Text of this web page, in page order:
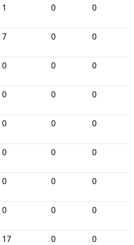
1 0 0
7 0 0
0 0 0
0 0 0
0 0 0
0 0 0
0 0 0
0 0 0
17 0 0